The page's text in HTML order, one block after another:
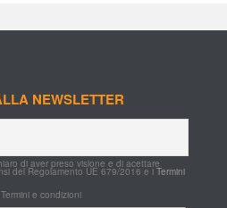
NEWSLETTER
di aver preso visione e di acettare
del Regolamento UE 679/2016 e i Termini
e condizioni